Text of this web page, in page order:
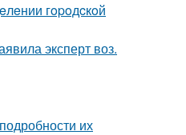
гopoдcкoй
эксперт воз.
их